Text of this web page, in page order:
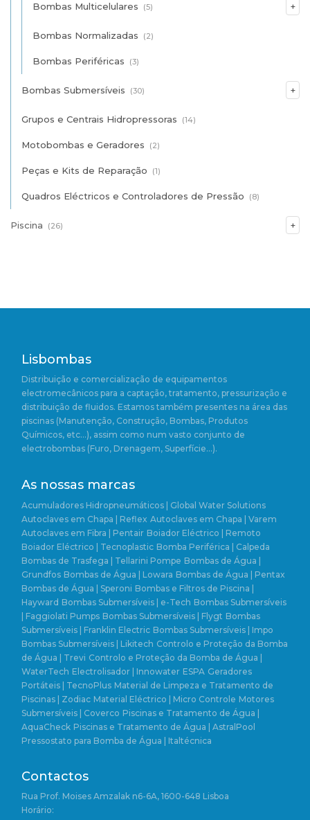
Bombas Multicelulares (5)
Bombas Normalizadas (2)
Bombas Periféricas (3)
Bombas Submersíveis (30)
Grupos e Centrais Hidropressoras (14)
Motobombas e Geradores (2)
Peças e Kits de Reparação (1)
Quadros Eléctricos e Controladores de Pressão (8)
Piscina (26)
Lisbombas
Distribuição e comercialização de equipamentos
electromecânicos para a captação, tratamento, pressurização e
distribuição de fluidos. Estamos também presentes na área das
piscinas (Manutenção, Construção, Bombas, Produtos
Químicos, etc…), assim como num vasto conjunto de
electrobombas (Furo, Drenagem, Superfície…).
As nossas marcas
Acumuladores Hidropneumáticos | Global Water Solutions
Autoclaves em Chapa | Reflex Autoclaves em Chapa | Varem
Autoclaves em Fibra | Pentair Boiador Eléctrico | Remoto
Boiador Eléctrico | Tecnoplastic Bomba Periférica | Calpeda
Bombas de Trasfega | Tellarini Pompe Bombas de Água |
Grundfos Bombas de Água | Lowara Bombas de Água | Pentax
Bombas de Água | Speroni Bombas e Filtros de Piscina |
Hayward Bombas Submersíveis | e-Tech Bombas Submersíveis
| Faggiolati Pumps Bombas Submersíveis | Flygt Bombas
Submersíveis | Franklin Electric Bombas Submersíveis | Impo
Bombas Submersíveis | Likitech Controlo e Proteção da Bomba
de Água | Trevi Controlo e Proteção da Bomba de Água |
WaterTech Electrolisador | Innowater ESPA Geradores
Portáteis | TecnoPlus Material de Limpeza e Tratamento de
Piscinas | Zodiac Material Eléctrico | Micro Controle Motores
Submersíveis | Coverco Piscinas e Tratamento de Água |
AquaCheck Piscinas e Tratamento de Água | AstralPool
Pressostato para Bomba de Água | Italtécnica
Contactos
Rua Prof. Moises Amzalak n6-6A, 1600-648 Lisboa
Horário: